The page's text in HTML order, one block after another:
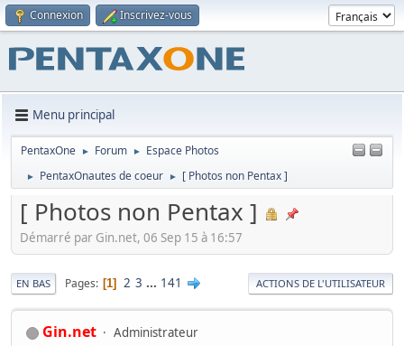
Connexion Inscrivez-vous
Menu principal
PentaxOne ► Forum ► Espace Photos
► PentaxOnautes de coeur ► [ Photos non Pentax ]
[ Photos non Pentax ]
Démarré par Gin.net, 06 Sep 15 à 16:57
EN BAS Pages 1 2 3 ... 141 ACTIONS DE L'UTILISATEUR
Gin.net Administrateur